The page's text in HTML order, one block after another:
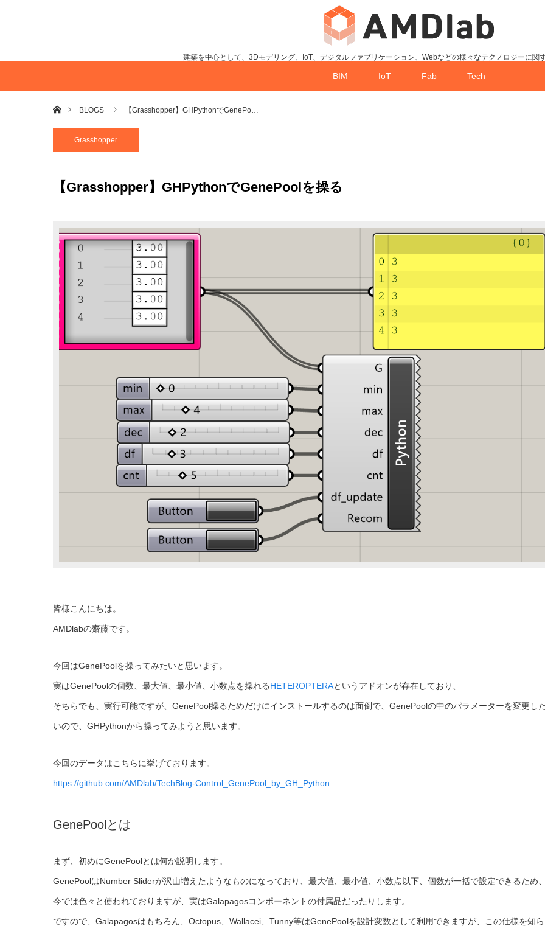
建築を中心として、3Dモデリング、IoT、デジタルファブリケーション、Webなどの様々なテクノロジーに関
BIM IoT Fab Tech
ホームBLOGS 【Grasshopper】GHPythonでGenePo…
Grasshopper
【Grasshopper】GHPythonでGenePoolを操る
皆様こんにちは。
AMDlabの齋藤です。
今回はGenePoolを操ってみたいと思います。
実はGenePoolの個数、最大値、最小値、小数点を操れるHETEROPTERAというアドオンが存在しており、
そちらでも、実行可能ですが、GenePool操るためだけにインストールするのは面倒で、GenePoolの中のパラメーターを変更し
いので、GHPythonから操ってみようと思います。
今回のデータはこちらに挙げております。
https://github.com/AMDlab/TechBlog-Control_GenePool_by_GH_Python
GenePoolとは
まず、初めにGenePoolとは何か説明します。
GenePoolはNumber Sliderが沢山増えたようなものになっており、最大値、最小値、小数点以下、個数が一括で設定できるため
今では色々と使われておりますが、実はGalapagosコンポーネントの付属品だったりします。
ですので、Galapagosはもちろん、Octopus、Wallacei、Tunny等はGenePoolを設計変数として利用できますが、この仕様を知ら